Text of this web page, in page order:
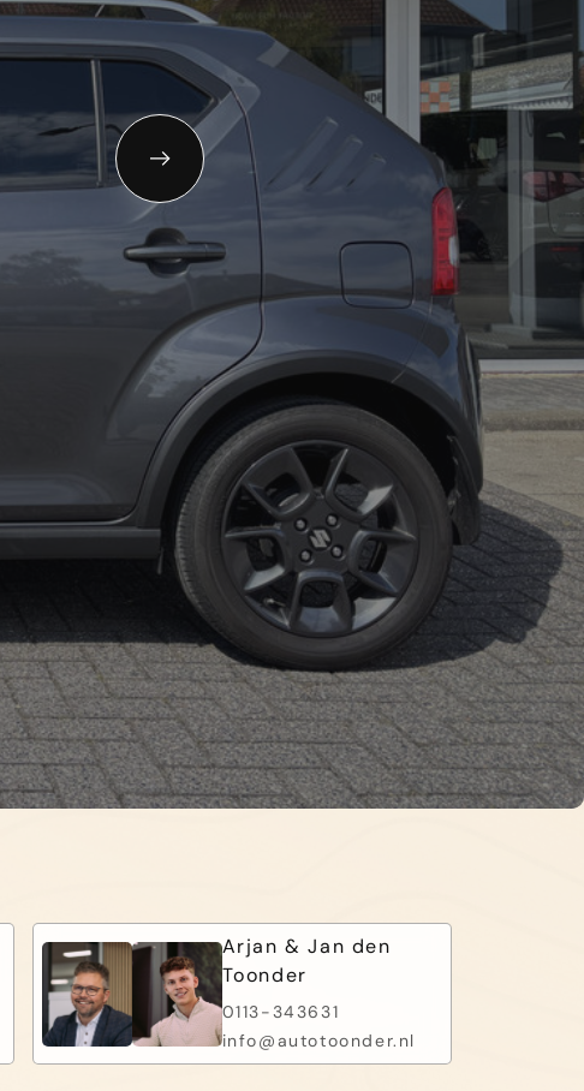
Haamstede
Arjan & Jan den
Toonder
0113-343631
info@autotoonder.nl